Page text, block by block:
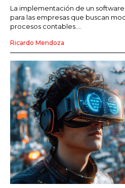
La implementación de un
para las empresas que buscan
procesos contables....
Ricardo Mendoza